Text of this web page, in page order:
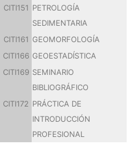
CITI151 PETROLOGÍA
SEDIMENTARIA
CITI161 GEOMORFOLOGÍA
CITI166 GEOESTADÍSTICA
CITI169 SEMINARIO
BIBLIOGRÁFICO
CITI172 PRÁCTICA DE
INTRODUCCIÓN
PROFESIONAL